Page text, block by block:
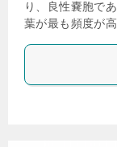
り、良性嚢胞で
葉が最も頻度が